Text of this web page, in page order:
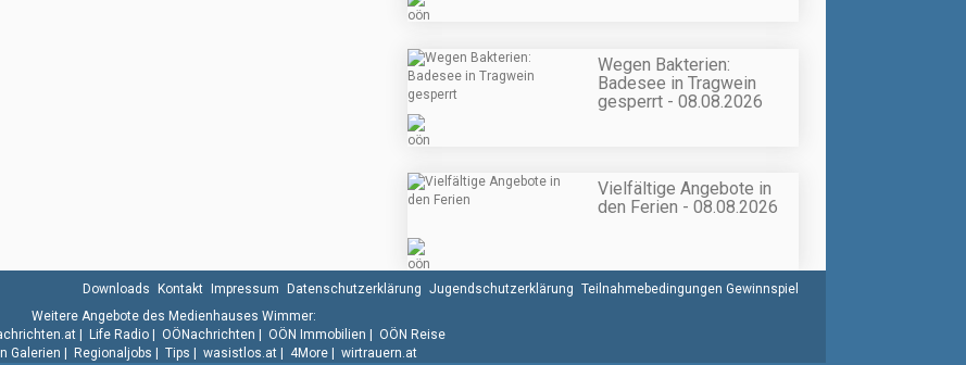
Wegen Bakterien:
Badesee in Tragwein
gesperrt - 08.08.2026
Vielfältige Angebote in
den Ferien - 08.08.2026
Downloads Kontakt Impressum Datenschutzerklärung Jugendschutzerklärung Teilnahmebedingungen Gewinnspiel
Weitere Angebote des Medienhauses Wimmer:
Life Radio OÖNachrichten OÖN Immobilien
OÖN Reise
Galerien
Regionaljobs Tips wasistlos.at 4More wirtrauern.at